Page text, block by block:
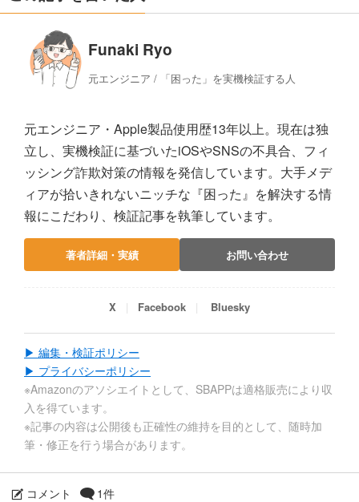
Funaki Ryo
元エンジニア / 「困った」を実機検証する人
元エンジニア・Apple製品使用歴13年以上。現在は独
立し、実機検証に基づいたiOSやSNSの不具合、フィ
ッシング詐欺対策の情報を発信しています。大手メデ
ィアが拾いきれないニッチな『困った』を解決する情
報にこだわり、検証記事を執筆しています。
著者詳細・実績 お問い合わせ
X Facebook Bluesky
▶ 編集・検証ポリシー
▶ プライバシーポリシー
※Amazonのアソシエイトとして、SBAPPは適格販売により収
入を得ています。
※記事の内容は公開後も正確性の維持を目的として、随時加
筆・修正を行う場合があります。
コメント
1件